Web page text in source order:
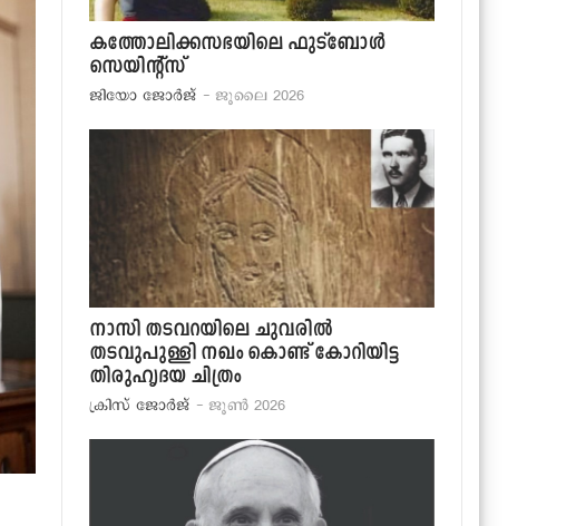
കത്തോലിക്കസഭയിലെ ഫുട്‌ബോള്‍
സെയിന്റ്‌സ്
ജിയോ ജോര്‍ജ് - ജൂലൈ 2026
നാസി തടവറയിലെ ചുവരില്‍
തടവുപുള്ളി നഖം കൊണ്ട് കോറിയിട്ട
തിരുഹൃദയ ചിത്രം
ക്രിസ് ജോര്‍ജ് - ജൂണ്‍ 2026